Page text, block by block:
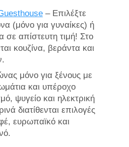
– Επιλέξτε
(μόνο για γυναίκες) ή
σε απίστευτη τιμή! Στο
κουζίνα, βεράντα και
μόνο για ξένους με
και υπέροχο
ψυγείο και ηλεκτρική
διατίθενται επιλογές
ευρωπαϊκό και